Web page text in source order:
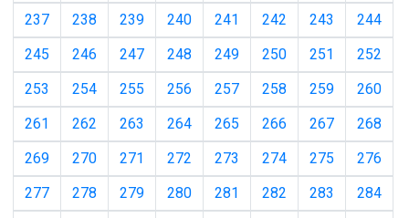
237
238 239 240 241 242 243
244
245
246 247 248 249 250 251
252
253
254 255 256 257 258 259
260
261
262 263 264 265 266 267
268
269
270 271 272 273 274 275
276
277
278 279 280 281 282 283
284